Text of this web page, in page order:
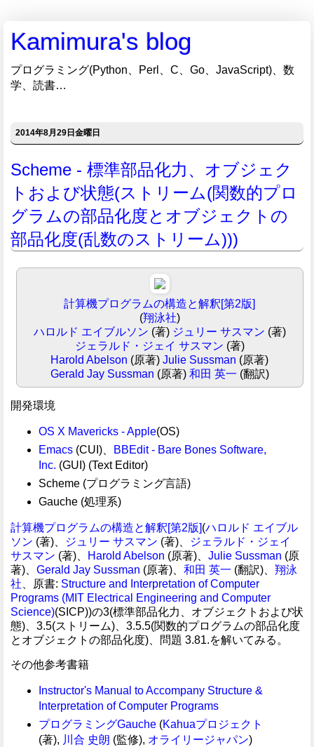
Kamimura's blog
プログラミング(Python、Perl、C、Go、JavaScript)、数
学、読書…
2014年8月29日金曜日
Scheme - 標準部品化力、オブジェク
トおよび状態(ストリーム(関数的プロ
グラムの部品化度とオブジェクトの
部品化度(乱数のストリーム)))
計算機プログラムの構造と解釈[第2版]
(翔泳社)
ハロルド エイブルソン (著) ジュリー サスマン (著)
ジェラルド・ジェイ サスマン (著)
Harold Abelson (原著)Julie Sussman (原著)
Gerald Jay Sussman (原著) 和田 英一 (翻訳)
開発環境
OS X Mavericks - Apple(OS)
Emacs(CUI)、
BBEdit - Bare Bones Software,
Inc. (GUI) (Text Editor)
Scheme (プログラミング言語)
Gauche (処理系)
計算機プログラムの構造と解釈[第2版](ハロルド エイブル
ソン (著)、 ジュリー サスマン (著)、
ジェラルド・ジェイ
サスマン (著)、 Harold Abelson (原著)、 Julie Sussman (原
著)、 Gerald Jay Sussman (原著)、 和田 英一 (翻訳)、 翔泳
社 、原書: Structure and Interpretation of Computer
Programs (MIT Electrical Engineering and Computer
Science)(SICP))の3(標準部品化力、オブジェクトおよび状
態)、3.5(ストリーム)、3.5.5(関数的プログラムの部品化度
とオブジェクトの部品化度)、問題 3.81.を解いてみる。
その他参考書籍
Instructor's Manual to Accompany Structure &
Interpretation of Computer Programs
プログラミングGauche(Kahuaプロジェクト
(著), 川合 史朗 (監修), オライリージャパン)